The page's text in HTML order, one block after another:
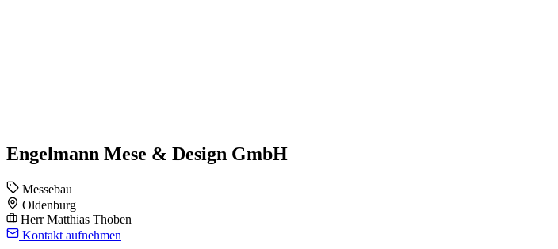
Engelmann Mese & Design GmbH
Messebau
Oldenburg
Herr Matthias Thoben
Kontakt aufnehmen